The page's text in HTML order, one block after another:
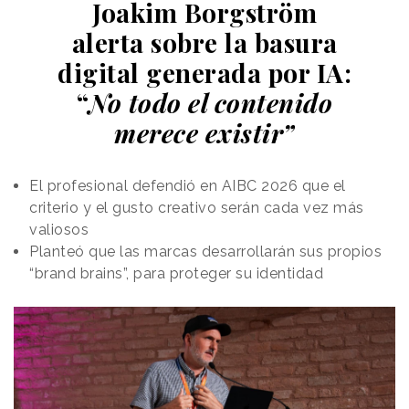
El espectáculo ha supuestoun homenaje visual a
Gaudí,el arquitecto de la Sagrada Familia y máximo
representante del modernismo catalán, en el
centenario de su muerte. que tuvo lugar el 10 de
Joakim Borgström
alerta sobre la basura
digital generada por IA:
“No todo el contenido
merece existir”
El profesional defendió en AIBC 2026 que el
criterio y el gusto creativo serán cada vez más
valiosos
Planteó que las marcas desarrollarán sus propios
“brand brains”, para proteger su identidad